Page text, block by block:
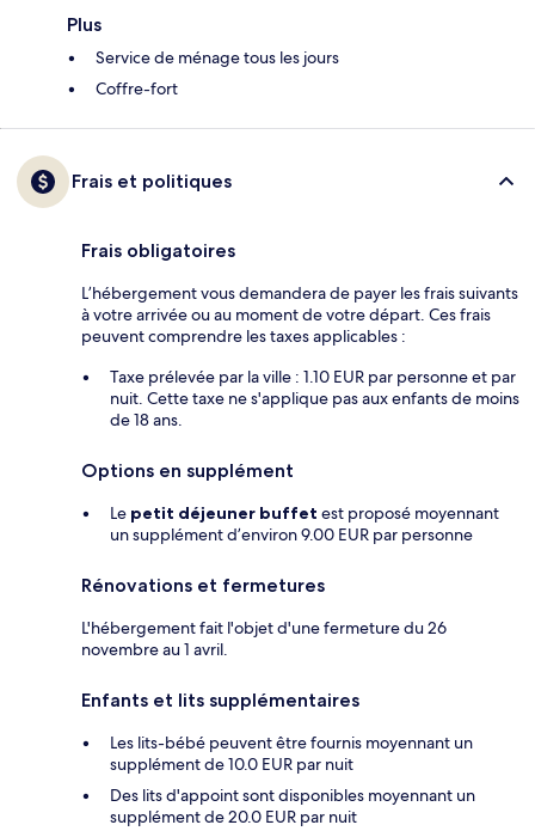
Plus
Service de ménage tous les jours
Coffre-fort
Frais et politiques
Frais obligatoires
L’hébergement vous demandera de payer les frais suivants
à votre arrivée ou au moment de votre départ. Ces frais
peuvent comprendre les taxes applicables :
Taxe prélevée par la ville : 1.10 EUR par personne et par
nuit. Cette taxe ne s'applique pas aux enfants de moins
de 18 ans.
Options en supplément
Le petit déjeuner buffet est proposé moyennant
un supplément d’environ 9.00 EUR par personne
Rénovations et fermetures
L'hébergement fait l'objet d'une fermeture du 26
novembre au 1 avril.
Enfants et lits supplémentaires
Les lits-bébé peuvent être fournis moyennant un
supplément de 10.0 EUR par nuit
Des lits d'appoint sont disponibles moyennant un
supplément de 20.0 EUR par nuit